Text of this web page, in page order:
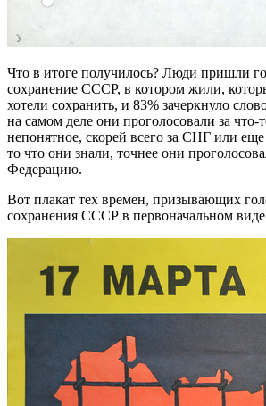
Что в итоге получилось? Люди пришли
сохранение СССР, в котором жили,
хотели сохранить, и 83% зачеркнуло
на самом деле они проголосовали за что-
непонятное, скорей всего за СНГ или еще
то что они знали, точнее они
Федерацию.
Вот плакат тех времен, призывающих
сохранения СССР в первоначальном